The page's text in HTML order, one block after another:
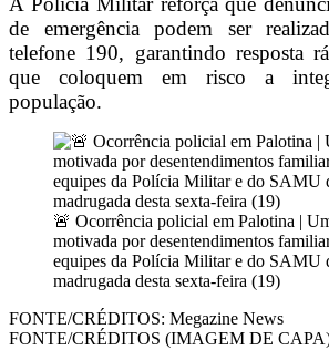
de emergência podem ser
telefone 190, garantindo resposta
que coloquem em risco a
população.
🚨 Ocorrência policial em Palotina |
motivada por desentendimentos
equipes da Polícia Militar e do SAMU
madrugada desta sexta-feira (19)
FONTE/CRÉDITOS: Megazine News
FONTE/CRÉDITOS (IMAGEM DE